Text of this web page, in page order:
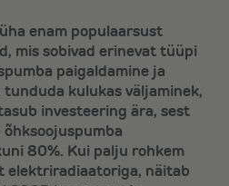
enam populaarsust
mis sobivad erinevat tüüpi
paigaldamine ja
kulukas väljaminek,
investeering ära, sest
80%. Kui palju rohkem
elektriradiaatoriga, näitab